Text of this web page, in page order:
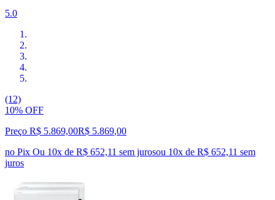
5.0
(12)
10% OFF
Preço R$ 5.869,00R$ 5.869,00
no Pix Ou 10x de R$ 652,11 sem jurosou 10x de R$ 652,11 sem
juros